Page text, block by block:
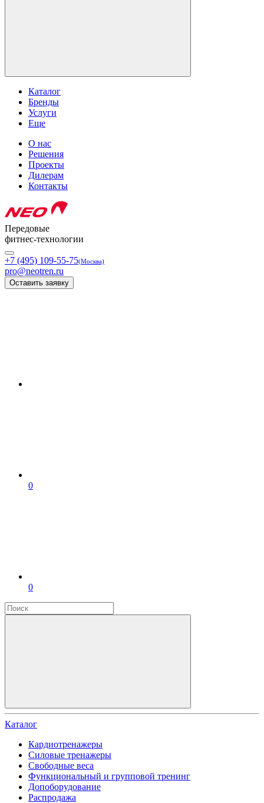
Каталог
Бренды
Услуги
Еще
О нас
Решения
Проекты
Дилерам
Контакты
Передовые
фитнес-технологии
+7 (495) 109-55-75(Москва)
pro@neotren.ru
Оставить заявку
0
0
Каталог
Кардиотренажеры
Силовые тренажеры
Свободные веса
Функциональный и групповой тренинг
Допоборудование
Распродажа